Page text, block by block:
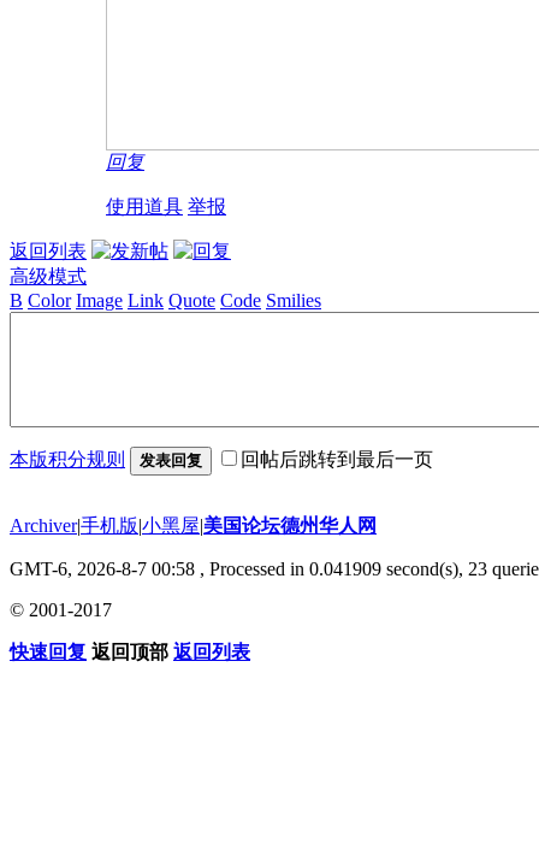
回复
使用道具 举报
返回列表
高级模式
B Color Image Link Quote Code Smilies
本版积分规则 发表回复 回帖后跳转到最后一页
Archiver|手机版|小黑屋|美国论坛德州华人网
GMT-6, 2026-8-7 00:58 , Processed in 0.041909 second(s), 23
© 2001-2017
快速回复 返回顶部 返回列表